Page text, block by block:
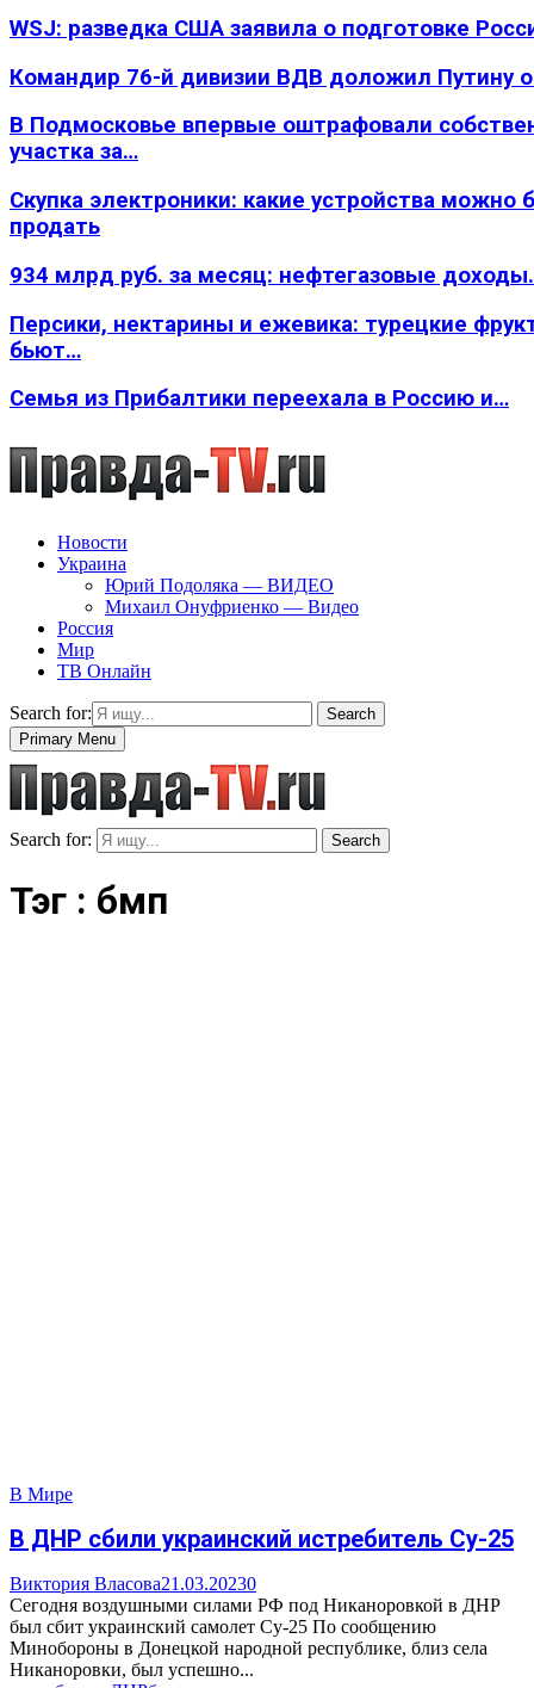
WSJ: разведка США заявила о подготовке
Командир 76-й дивизии ВДВ доложил Путину
В Подмосковье впервые оштрафовали
участка за…
Скупка электроники: какие устройства можно
продать
934 млрд руб. за месяц: нефтегазовые
Персики, нектарины и ежевика: турецкие
бьют…
Семья из Прибалтики переехала в Россию и…
Новости
Украина
Юрий Подоляка — ВИДЕО
Михаил Онуфриенко — Видео
Россия
Мир
ТВ Онлайн
Search for:
Search
Primary Menu
Search for: Search
Тэг : бмп
В Мире
В ДНР сбили украинский истребитель Су-25
Виктория Власова21.03.20230
Сегодня воздушными силами РФ под Никаноровкой в ДНР
был сбит украинский самолет Су-25 По сообщению
Минобороны в Донецкой народной республике, близ села
Никаноровки, был успешно...